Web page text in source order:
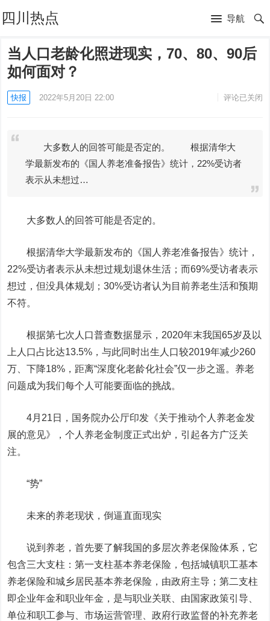
四川热点 导航
当人口老龄化照进现实，70、80、90后
如何面对？
快报 2022年5月20日 22:00 评论已关闭
大多数人的回答可能是否定的。 根据清华大
学最新发布的《国人养老准备报告》统计，22%受访者
表示从未想过…
大多数人的回答可能是否定的。
根据清华大学最新发布的《国人养老准备报告》统计，
22%受访者表示从未想过规划退休生活；而69%受访者表示
想过，但没具体规划；30%受访者认为目前养老生活和预期
不符。
根据第七次人口普查数据显示，2020年末我国65岁及以
上人口占比达13.5%，与此同时出生人口较2019年减少260
万、下降18%，距离“深度化老龄化社会”仅一步之遥。养老
问题成为我们每个人可能要面临的挑战。
4月21日，国务院办公厅印发《关于推动个人养老金发
展的意见》，个人养老金制度正式出炉，引起各方广泛关
注。
“势”
未来的养老现状，倒逼直面现实
说到养老，首先要了解我国的多层次养老保险体系，它
包含三大支柱：第一支柱基本养老保险，包括城镇职工基本
养老保险和城乡居民基本养老保险，由政府主导；第二支柱
即企业年金和职业年金，是与职业关联、由国家政策引导、
单位和职工参与、市场运营管理、政府行政监督的补充养老